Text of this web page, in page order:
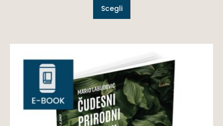
Scegli